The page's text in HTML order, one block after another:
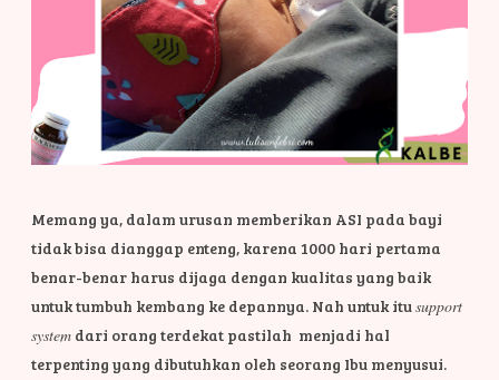
Memang ya, dalam urusan memberikan ASI pada bayi
tidak bisa dianggap enteng, karena 1000 hari pertama
benar-benar harus dijaga dengan kualitas yang baik
untuk tumbuh kembang ke depannya. Nah untuk itusupport
system dari orang terdekat pastilah menjadi hal
terpenting yang dibutuhkan oleh seorang Ibu menyusui.